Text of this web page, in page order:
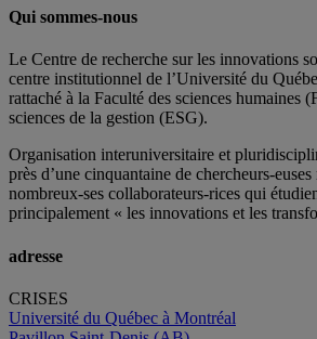
Qui sommes-nous
Le Centre de recherche sur les innovations
centre institutionnel de l’Université du
rattaché à la Faculté des sciences humaines
sciences de la gestion (ESG).
Organisation interuniversitaire et
près d’une cinquantaine de chercheurs-euses
nombreux-ses collaborateurs-rices qui
principalement « les innovations et les
adresse
CRISES
Université du Québec à Montréal